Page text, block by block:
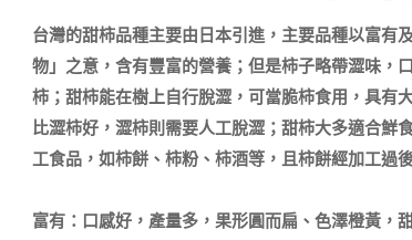
台灣的甜柿品種主要由日本引進，主要品種以富
物」之意，含有豐富的營養；但是柿子略帶澀味，
柿；甜柿能在樹㆖自行脫澀，可當脆柿食用，具
比澀柿好，澀柿則需要人工脫澀；甜柿大多適合鮮
工食品，如柿餅、柿粉、柿酒等，且柿餅經加工過
富有：口感好，產量多，果形圓而扁、色澤橙黃